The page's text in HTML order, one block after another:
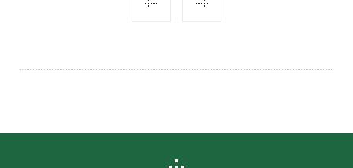
NAVIGATION